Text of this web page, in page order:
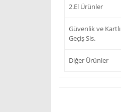
2.El Ürünler
Güvenlik ve Kartlı
Geçiş Sis.
Diğer Ürünler